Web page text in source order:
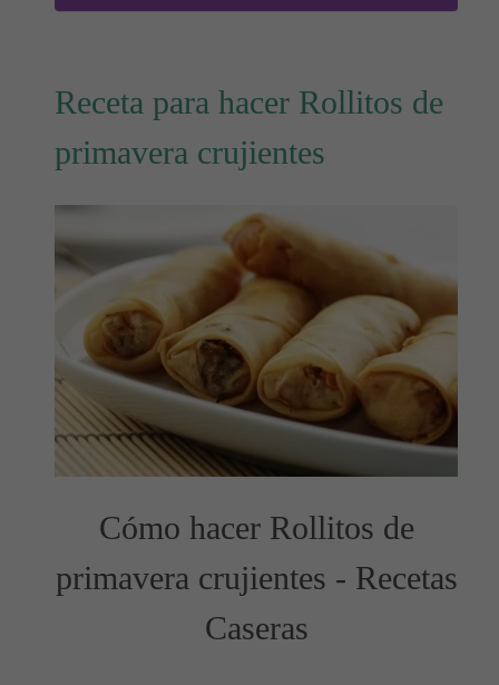
Receta para hacer Rollitos de
primavera crujientes
Cómo hacer Rollitos de
primavera crujientes - Recetas
Caseras